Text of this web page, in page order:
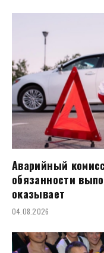
Аварийный
обязанности
оказывает
04.08.2026